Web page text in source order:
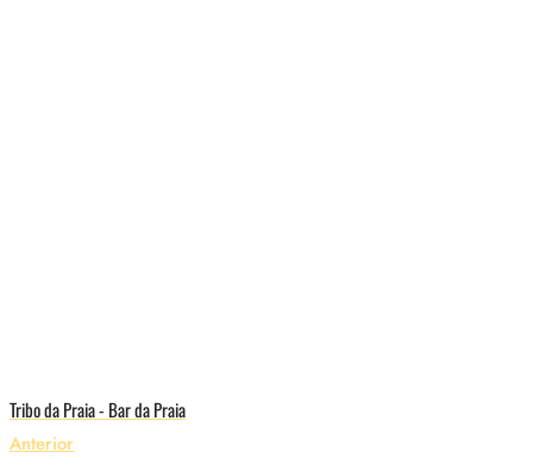
Tribo da Praia - Bar da Praia
Anterior